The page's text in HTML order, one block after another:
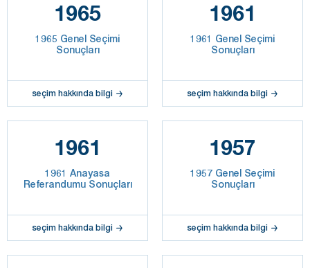
1965
1965 Genel Seçimi
Sonuçları
seçim hakkında bilgi
1961
1961 Genel Seçimi
Sonuçları
seçim hakkında bilgi
1961
1961 Anayasa
Referandumu Sonuçları
seçim hakkında bilgi
1957
1957 Genel Seçimi
Sonuçları
seçim hakkında bilgi